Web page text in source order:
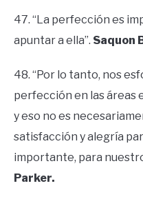
47. “La perfección es
apuntar a ella”. Saquon
48. “Por lo tanto, nos
perfección en las áreas
y eso no es
satisfacción y alegría
importante, para
Parker.